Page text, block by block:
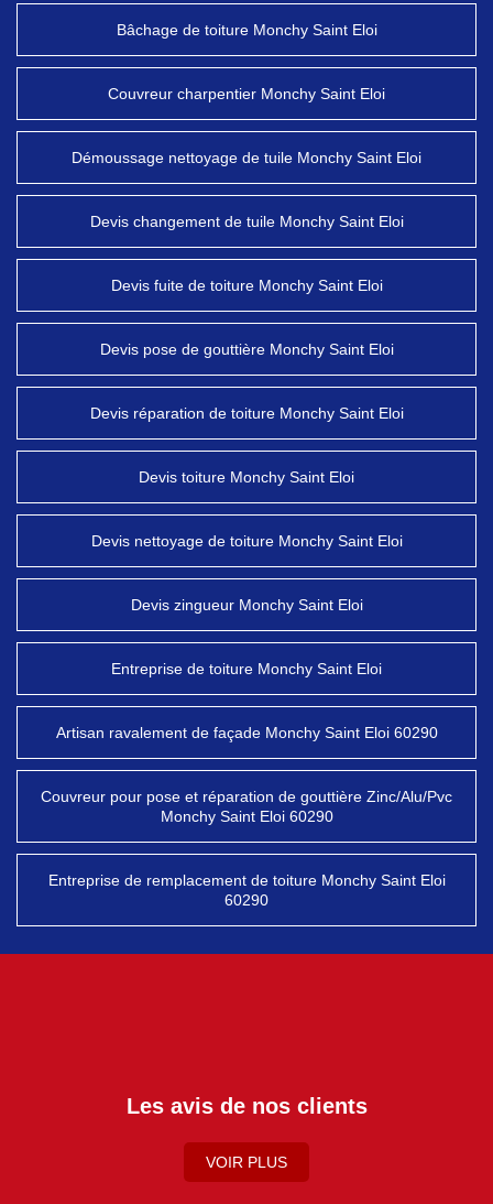
Bâchage de toiture Monchy Saint Eloi
Couvreur charpentier Monchy Saint Eloi
Démoussage nettoyage de tuile Monchy Saint Eloi
Devis changement de tuile Monchy Saint Eloi
Devis fuite de toiture Monchy Saint Eloi
Devis pose de gouttière Monchy Saint Eloi
Devis réparation de toiture Monchy Saint Eloi
Devis toiture Monchy Saint Eloi
Devis nettoyage de toiture Monchy Saint Eloi
Devis zingueur Monchy Saint Eloi
Entreprise de toiture Monchy Saint Eloi
Artisan ravalement de façade Monchy Saint Eloi 60290
Couvreur pour pose et réparation de gouttière Zinc/Alu/Pvc
Monchy Saint Eloi 60290
Entreprise de remplacement de toiture Monchy Saint Eloi
60290
Les avis de nos clients
VOIR PLUS